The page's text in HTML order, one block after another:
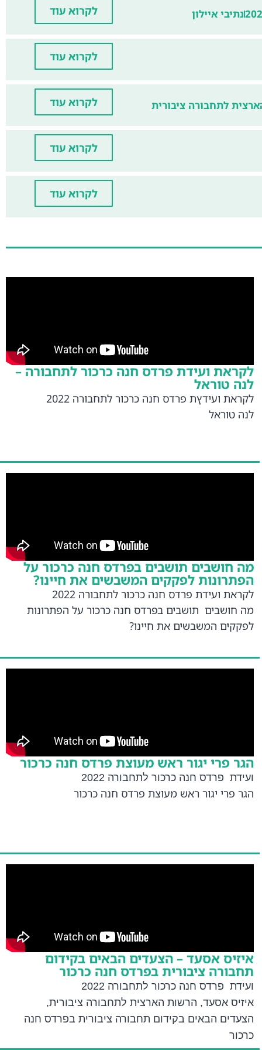
נתיבי איילון לקרוא עוד
לקרוא עוד
לתחבורה ציבורית לקרוא עוד
לקרוא עוד
לקרוא עוד
לקראת ועידת פרדס חנה כרכור לתחבורה –
לנה טוראל
לקראת ועידץת פרדס חנה כרכור לתחבורה 2022
לנה טוראל
מה חושבים תושבים בפרדס חנה כרכור על
הפתרונות לפקקים המשבשים את חיינו?
לקראת ועידת פרדס חנה כרכור לתחבורה 2022
מה חושבים תושבים בפרדס חנה כרכור על הפתרונות
לפקקים המשבשים את חיינו?
הגר פרי יגור ראש מעוצת פרדס חנה כרכור
ועידת פרדס חנה כרכור לתחבורה 2022
הגר פרי יגור ראש מעוצת פרדס חנה כרכור
איזיס אסעד – הצעדים הבאים בקידום
תחבורה ציבורית בפרדס חנה כרכור
ועידת פרדס חנה כרכור לתחבורה 2022
איזיס אסעד, הרשות הארצית לתחבורה ציבורית,
הצעדים הבאים בקידום תחבורה ציבורית בפרדס חנה
כרכור